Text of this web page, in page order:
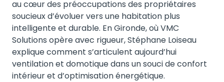
au cœur des préoccupations des propriétaires
soucieux d’évoluer vers une habitation plus
intelligente et durable. En Gironde, où VMC
Solutions opère avec rigueur, Stéphane Loiseau
explique comment s’articulent aujourd’hui
ventilation et domotique dans un souci de confort
intérieur et d’optimisation énergétique.